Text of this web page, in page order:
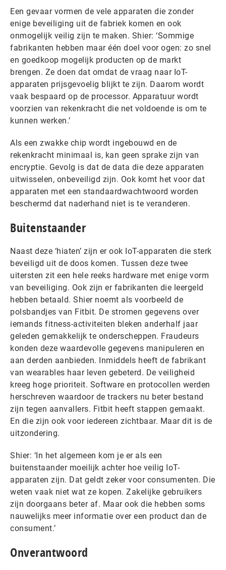
Een gevaar vormen de vele apparaten die zonder
enige beveiliging uit de fabriek komen en ook
onmogelijk veilig zijn te maken. Shier: ‘Sommige
fabrikanten hebben maar één doel voor ogen: zo snel
en goedkoop mogelijk producten op de markt
brengen. Ze doen dat omdat de vraag naar IoT-
apparaten prijsgevoelig blijkt te zijn. Daarom wordt
vaak bespaard op de processor. Apparatuur wordt
voorzien van rekenkracht die net voldoende is om te
kunnen werken.’
Als een zwakke chip wordt ingebouwd en de
rekenkracht minimaal is, kan geen sprake zijn van
encryptie. Gevolg is dat de data die deze apparaten
uitwisselen, onbeveiligd zijn. Ook komt het voor dat
apparaten met een standaardwachtwoord worden
beschermd dat naderhand niet is te veranderen.
Buitenstaander
Naast deze ‘hiaten’ zijn er ook IoT-apparaten die sterk
beveiligd uit de doos komen. Tussen deze twee
uitersten zit een hele reeks hardware met enige vorm
van beveiliging. Ook zijn er fabrikanten die leergeld
hebben betaald. Shier noemt als voorbeeld de
polsbandjes van Fitbit. De stromen gegevens over
iemands fitness-activiteiten bleken anderhalf jaar
geleden gemakkelijk te onderscheppen. Fraudeurs
konden deze waardevolle gegevens manipuleren en
aan derden aanbieden. Inmiddels heeft de fabrikant
van wearables haar leven gebeterd. De veiligheid
kreeg hoge prioriteit. Software en protocollen werden
herschreven waardoor de trackers nu beter bestand
zijn tegen aanvallers. Fitbit heeft stappen gemaakt.
En die zijn ook voor iedereen zichtbaar. Maar dit is de
uitzondering.
Shier: ‘In het algemeen kom je er als een
buitenstaander moeilijk achter hoe veilig IoT-
apparaten zijn. Dat geldt zeker voor consumenten. Die
weten vaak niet wat ze kopen. Zakelijke gebruikers
zijn doorgaans beter af. Maar ook die hebben soms
nauwelijks meer informatie over een product dan de
consument.’
Onverantwoord